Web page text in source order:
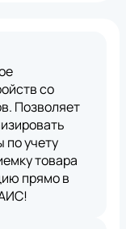
со
Позволяет
по учету
товара
прямо в